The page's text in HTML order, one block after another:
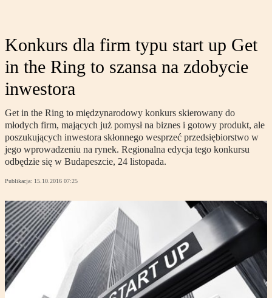
Konkurs dla firm typu start up Get
in the Ring to szansa na zdobycie
inwestora
Get in the Ring to międzynarodowy konkurs skierowany do
młodych firm, mających już pomysł na biznes i gotowy produkt, ale
poszukujących inwestora skłonnego wesprzeć przedsiębiorstwo w
jego wprowadzeniu na rynek. Regionalna edycja tego konkursu
odbędzie się w Budapeszcie, 24 listopada.
Publikacja: 15.10.2016 07:25